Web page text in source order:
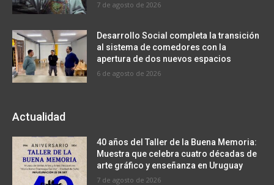
7 de agosto de 2026
Desarrollo Social completa la transición
al sistema de comedores con la
apertura de dos nuevos espacios
6 de agosto de 2026
Actualidad
40 años del Taller de la Buena Memoria:
Muestra que celebra cuatro décadas de
arte gráfico y enseñanza en Uruguay
7 de agosto de 2026